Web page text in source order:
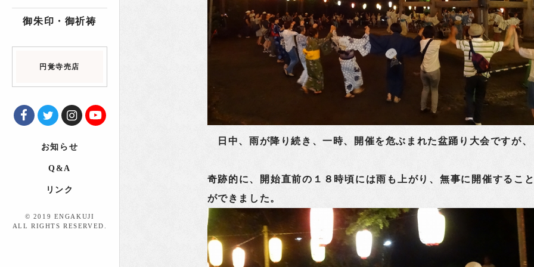
御朱印・御祈祷
円覚寺売店
お知らせ
Q&A
リンク
© 2019 ENGAKUJI
ALL RIGHTS RESERVED.
日中、雨が降り続き、一時、開催を危ぶまれた盆踊り大会ですが、
奇跡的に、開始直前の１８時頃には雨も上がり、無事に開催するこ
ができました。